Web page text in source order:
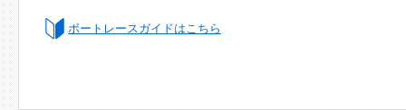
ボートレースガイドはこちら